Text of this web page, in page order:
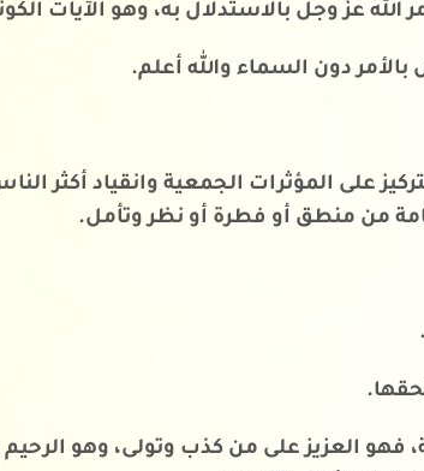
الله عز وجل بالاستدلال به، وهو الآيات
دون السماء والله أعلم.
على المؤثرات الجمعية وانقياد أكثر
من منطق أو فطرة أو نظر وتأمل.
فهو العزيز على من كذب وتولى، وهو